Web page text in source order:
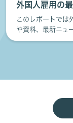
外国人雇用の
このレポートでは
や資料、最新ニュ